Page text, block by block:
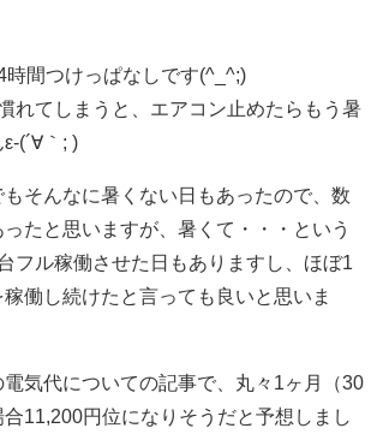
時間つけっぱなしです(^_^;)
れてしまうと、エアコン止めたらもう暑
(´∀｀; )
そんなに暑くない日もあったので、数
たと思いますが、暑くて・・・という
フル稼働させた日もありますし、ほぼ1
働し続けたと言っても良いと思いま
気代についての記事で、丸々1ヶ月（30
11,200円位になりそうだと予想しまし